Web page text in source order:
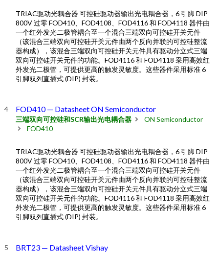
TRIAC驱动光耦合器 可控硅驱动器输出光电耦合器，6 引脚 DIP
800V 过零 FOD410、FOD4108、FOD4116 和 FOD4118 器件由
一个红外发光二极管耦合至一个混合三端双向可控硅开关元件
（该混合三端双向可控硅开关元件由两个反向并联的可控硅整流
器构成），该混合三端双向可控硅开关元件具有驱动分立式三端
双向可控硅开关元件的功能。FOD4116 和 FOD4118 采用高效红
外发光二极管，可提供更高的触发灵敏度。这些器件采用标准 6
引脚双列直插式 (DIP) 封装。
FOD410 — Datasheet ON Semiconductor
三端双向可控硅和SCR输出光电耦合器
ON Semiconductor
FOD410
TRIAC驱动光耦合器 可控硅驱动器输出光电耦合器，6 引脚 DIP
800V 过零 FOD410、FOD4108、FOD4116 和 FOD4118 器件由
一个红外发光二极管耦合至一个混合三端双向可控硅开关元件
（该混合三端双向可控硅开关元件由两个反向并联的可控硅整流
器构成），该混合三端双向可控硅开关元件具有驱动分立式三端
双向可控硅开关元件的功能。FOD4116 和 FOD4118 采用高效红
外发光二极管，可提供更高的触发灵敏度。这些器件采用标准 6
引脚双列直插式 (DIP) 封装。
BRT23 — Datasheet Vishay